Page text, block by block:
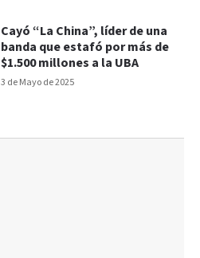
3 de Mayo de 2025
Cayó “La China”, líder de una
banda que estafó por más de
$1.500 millones a la UBA